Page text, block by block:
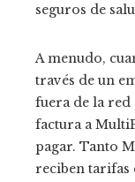
seguros de
A menudo,
través de un
fuera de la red
factura a
pagar. Tanto
reciben tarifas